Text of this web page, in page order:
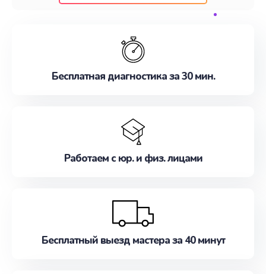
наилучшим образом. Не медлите записаться на
Бесплатная диагностика за 30 мин.
Работаем с юр. и физ. лицами
Бесплатный выезд мастера за 40 минут